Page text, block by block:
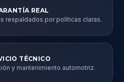
REAL
respaldados por políticas claras.
TÉCNICO
y mantenimiento automotriz.